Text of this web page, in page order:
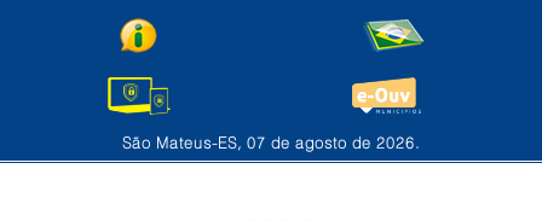
São Mateus-ES, 07 de agosto de 2026.